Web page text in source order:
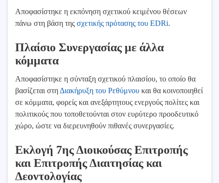
Αποφασίστηκε η εκπόνηση σχετικού κειμένου θέσεων
πάνω στη βάση της σχετικής πρότασης του EDRi.
Πλαίσιο Συνεργασίας με άλλα
κόμματα
Αποφασίστηκε η σύνταξη σχετικού πλαισίου, το οποίο θα
βασίζεται στη Διακήρυξη του Ρεθύμνου και θα κοινοποιηθεί
σε κόμματα, φορείς και ανεξάρτητους ενεργούς πολίτες και
πολιτικούς που τοποθετούνται στον ευρύτερο προοδευτικό
χώρο, ώστε να διερευνηθούν πιθανές συνεργασίες.
Εκλογή 7ης Διοικούσας Επιτροπής
και Επιτροπής Διαιτησίας και
Δεοντολογίας